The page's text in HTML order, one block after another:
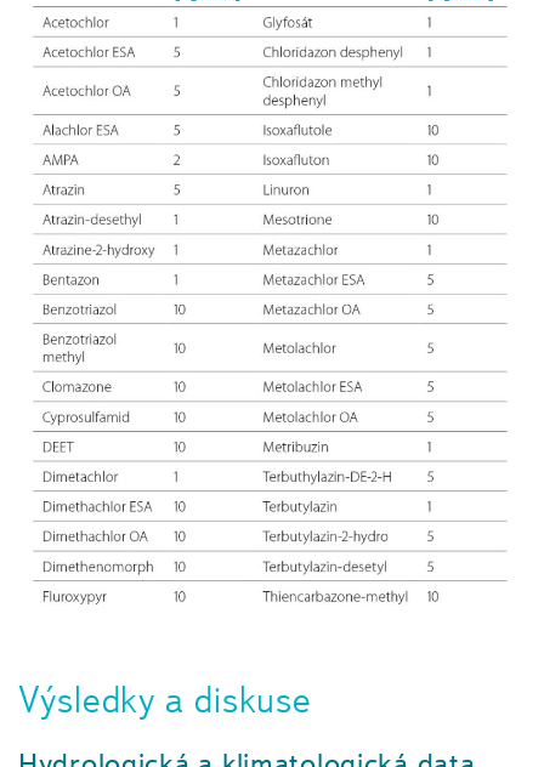
Výsledky a diskuse